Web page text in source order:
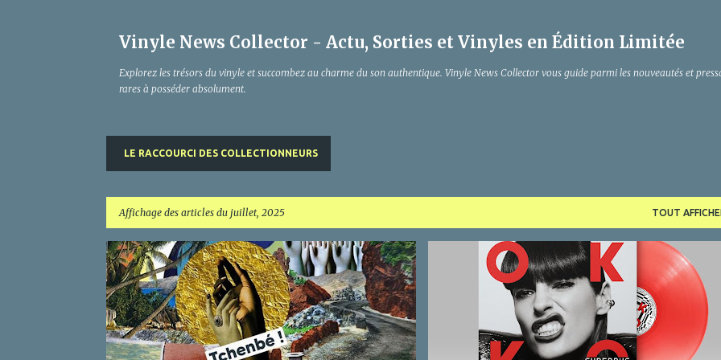
Vinyle News Collector - Actu, Sorties et Vinyles en Édition Limitée
Explorez les trésors du vinyle et succombez au charme du son authentique. Vinyle News Collector vous guide parmi les nouveautés et
rares à posséder absolument.
LE RACCOURCI DES COLLECTIONNEURS
Affichage des articles du juillet, 2025 TOUT
A
r
t
i
c
l